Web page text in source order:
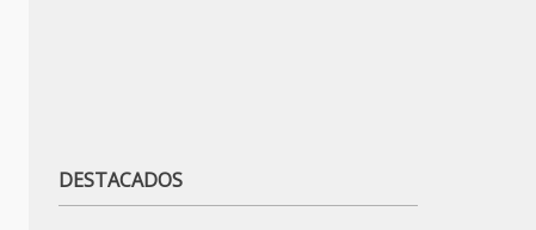
DESTACADOS